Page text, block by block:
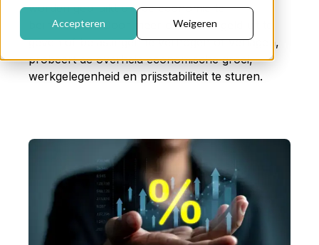
Accepteren Weigeren
worden gebruikt om de economie te
beïnvloeden. Door meer of minder geld uit te
geven of belastingen te verhogen of verlagen,
probeert de overheid economische groei,
werkgelegenheid en prijsstabiliteit te sturen.